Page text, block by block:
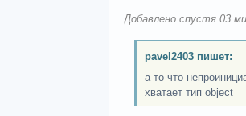
Добавлено спустя 03
pavel2403 пишет:
а то что
хватает тип object